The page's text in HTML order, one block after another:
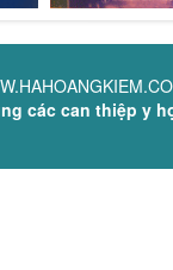
các can thiệp y